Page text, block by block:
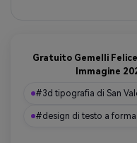
Gratuito Gemelli
Immagine
#3d tipografia di San
#design di testo a